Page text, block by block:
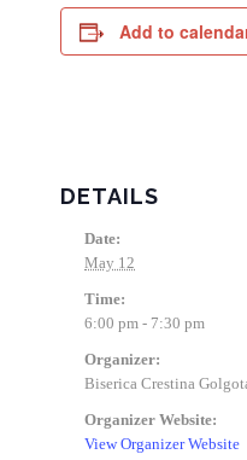
Add to
DETAILS
Date:
May 12
Time:
6:00 pm - 7:30 pm
Organizer:
Biserica Crestina
Organizer Website:
View Organizer Website